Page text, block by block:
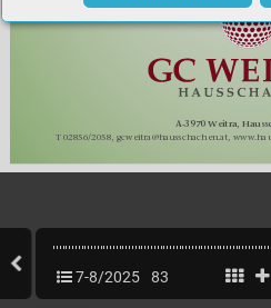
A-3970 W eitra,
T 02856/2058, gcweitra@hausschachen.at, www
7-8/2025 83